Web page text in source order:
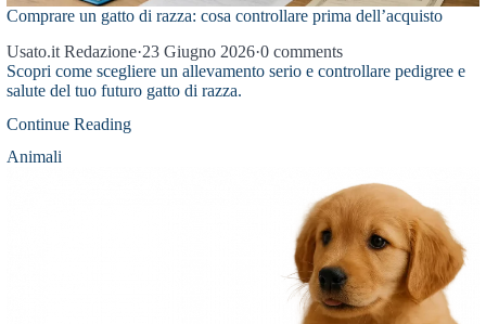
Comprare un gatto di razza: cosa controllare prima dell’acquisto
Usato.it Redazione·23 Giugno 2026·0 comments
Scopri come scegliere un allevamento serio e controllare pedigree e
salute del tuo futuro gatto di razza.
Continue Reading
Animali